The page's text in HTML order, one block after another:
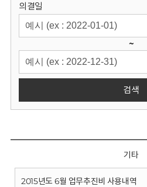
의결일
~
검색
기타
2015년도 6월 업무추진비 사용내역